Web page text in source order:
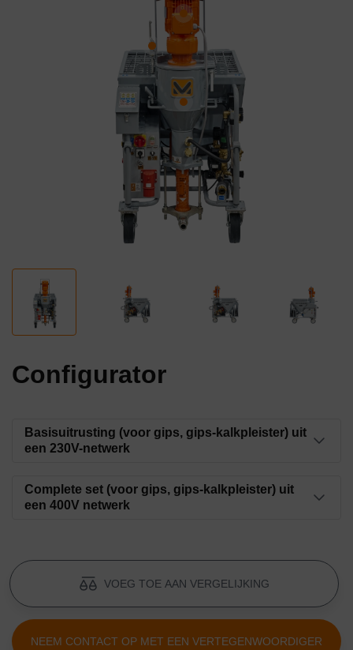
Configurator
Basisuitrusting (voor gips, gips-kalkpleister) uit
een 230V-netwerk
Stator SD 6-3 Slimline
Artikelnummer: 00000341
Artikelnummer: 00000272
Artikelnummer: 00003316
Complete set (voor gips, gips-kalkpleister) uit
een 400V netwerk
Rotor D 6-3 Putz Power
VOEG TOE AAN VERGELIJKING
NEEM CONTACT OP MET EEN VERTEGENWOORDIGER